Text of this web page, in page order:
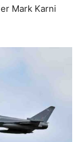
Mark Karni